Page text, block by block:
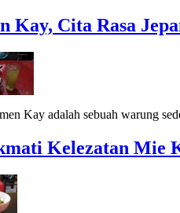
Kay, Cita Rasa
Kay adalah sebuah warung
Kelezatan Mie